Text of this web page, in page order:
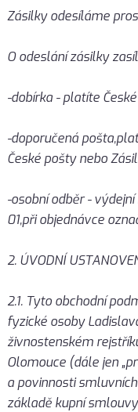
Zásilky odesíláme
O odeslání zásilky
-dobírka - platíte
-doporučená
České pošty nebo
-osobní odběr -
01,při objednávce
2. ÚVODNÍ
2.1. Tyto obchodní
fyzické osoby
živnostenském
Olomouce (dále jen
a povinnosti
základě kupní